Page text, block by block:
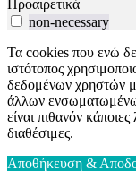
Προαιρετικά
non-necessary
Τα cookies που ενώ
ιστότοπος
δεδομένων χρηστών
άλλων
είναι πιθανόν
διαθέσιμες.
Αποθήκευση &